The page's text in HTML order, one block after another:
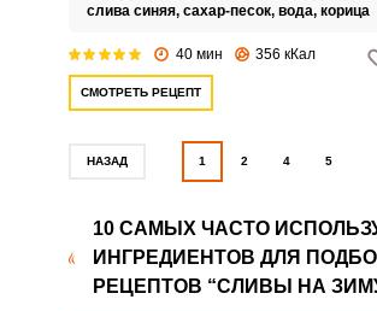
слива синяя, сахар-песок, вода, корица
40 мин 356 кКал
СМОТРЕТЬ РЕЦЕПТ
НАЗАД 1 2 4 5
10 САМЫХ ЧАСТО
ИНГРЕДИЕНТОВ ДЛЯ
РЕЦЕПТОВ “СЛИВЫ НА